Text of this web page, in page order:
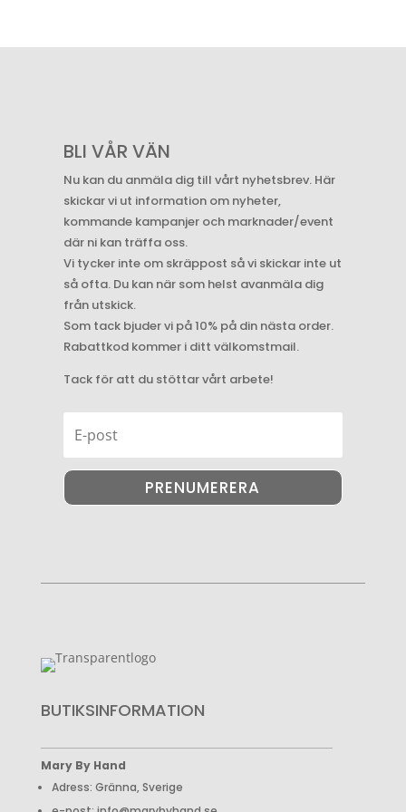
BLI VÅR VÄN
Nu kan du anmäla dig till vårt nyhetsbrev. Här
skickar vi ut information om nyheter,
kommande kampanjer och marknader/event
där ni kan träffa oss.
Vi tycker inte om skräppost så vi skickar inte ut
så ofta. Du kan när som helst avanmäla dig
från utskick.
Som tack bjuder vi på 10% på din nästa order.
Rabattkod kommer i ditt välkomstmail.
Tack för att du stöttar vårt arbete!
PRENUMERERA
BUTIKSINFORMATION
Mary By Hand
Adress: Gränna, Sverige